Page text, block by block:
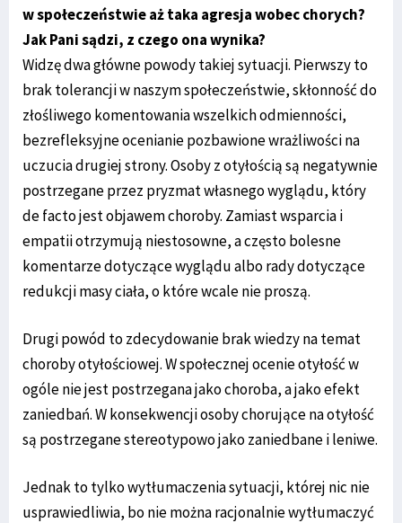
w społeczeństwie aż taka agresja wobec chorych?
Jak Pani sądzi, z czego ona wynika?​
Widzę dwa główne powody takiej sytuacji. Pierwszy to
brak tolerancji w naszym społeczeństwie, skłonność do
złośliwego komentowania wszelkich odmienności,
bezrefleksyjne ocenianie pozbawione wrażliwości na
uczucia drugiej strony. Osoby z otyłością są negatywnie
postrzegane przez pryzmat własnego wyglądu, który
de facto jest objawem choroby. Zamiast wsparcia i
empatii otrzymują niestosowne, a często bolesne
komentarze dotyczące wyglądu albo rady dotyczące
redukcji masy ciała, o które wcale nie proszą.
Drugi powód to zdecydowanie brak wiedzy na temat
choroby otyłościowej. W społecznej ocenie otyłość w
ogóle nie jest postrzegana jako choroba, a jako efekt
zaniedbań. W konsekwencji osoby chorujące na otyłość
są postrzegane stereotypowo jako zaniedbane i leniwe.
Jednak to tylko wytłumaczenia sytuacji, której nic nie
usprawiedliwia, bo nie można racjonalnie wytłumaczyć